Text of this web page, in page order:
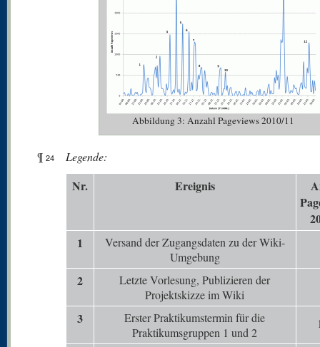
Abbildung 3: Anzahl Pageviews 2010/11
¶ 24 Legende:
Nr. Ereignis
1
Versand der Zugangsdaten zu der Wiki-
Umgebung
2
Letzte Vorlesung, Publizieren der
Projektskizze im Wiki
3
Erster Praktikumstermin für die
Praktikumsgruppen 1 und 2